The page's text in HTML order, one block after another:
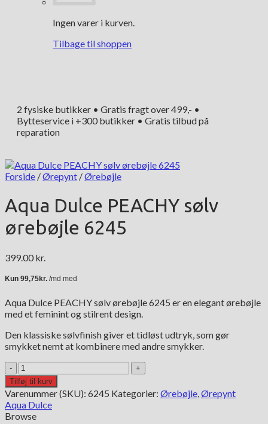
Ingen varer i kurven.
Tilbage til shoppen
2 fysiske butikker • Gratis fragt over 499,- •
Bytteservice i +300 butikker • Gratis tilbud på
reparation
Forside /Ørepynt /Ørebøjle
Aqua Dulce PEACHY sølv
ørebøjle 6245
399.00 kr.
Aqua Dulce PEACHY sølv ørebøjle 6245 er en elegant ørebøjle
med et feminint og stilrent design.
Den klassiske sølvfinish giver et tidløst udtryk, som gør
smykket nemt at kombinere med andre smykker.
Aqua
Dulce
PEACHY
sølv
ørebøjle
Tilføj til kurv
Varenummer (SKU): 6245 Kategorier: Ørebøjle,Ørepynt
Aqua Dulce
Browse